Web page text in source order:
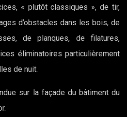
« plutôt classiques », de tir,
d’obstacles dans les bois, de
de planques, de filatures,
éliminatoires particulièrement
de nuit.
sur la façade du bâtiment du